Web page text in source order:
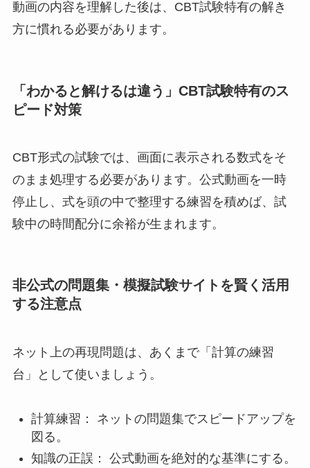
動画の内容を理解した後は、CBT試験特有の解き
方に慣れる必要があります。
「わかると解けるは違う」CBT試験特有のス
ピード対策
CBT形式の試験では、画面に表示される数式をそ
のまま処理する必要があります。公式動画を一時
停止し、式を頭の中で整理する練習を積めば、試
験中の時間配分に余裕が生まれます。
非公式の問題集・模擬試験サイトを賢く活用
する注意点
ネット上の再現問題は、あくまで「計算の練習
台」として使いましょう。
計算練習： ネットの問題集でスピードアップを
図る。
知識の正誤： 公式動画を絶対的な基準にする。